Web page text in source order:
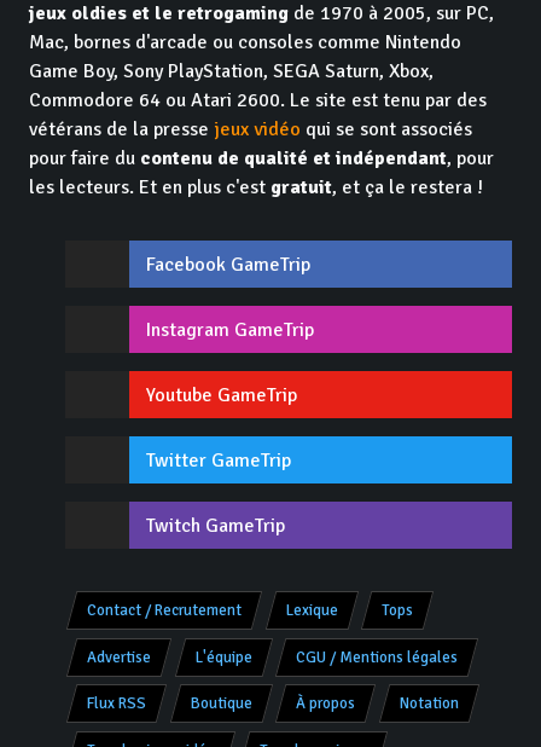
jeux oldies et le retrogaming de 1970 à 2005, sur PC,
Mac, bornes d'arcade ou consoles comme Nintendo
Game Boy, Sony PlayStation, SEGA Saturn, Xbox,
Commodore 64 ou Atari 2600. Le site est tenu par des
vétérans de la presse jeux vidéo qui se sont associés
pour faire du contenu de qualité et indépendant, pour
les lecteurs. Et en plus c'est gratuit, et ça le restera !
Facebook GameTrip
Instagram GameTrip
Youtube GameTrip
Twitter GameTrip
Twitch GameTrip
Contact / Recrutement Lexique Tops
Advertise L'équipe CGU / Mentions légales
Flux RSS Boutique À propos Notation